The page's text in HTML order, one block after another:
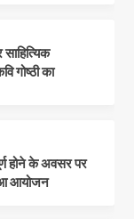
गोष्ठी का
होने के अवसर पर
आयोजन